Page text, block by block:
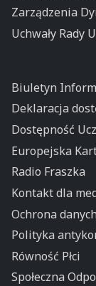
Zarządzenia
Uchwały Rady
Biuletyn
Deklaracja
Dostępność
Europejska
Radio Fraszka
Kontakt dla
Ochrona
Polityka
Równość Płci
Społeczna